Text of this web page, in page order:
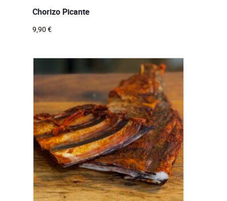
Chorizo Picante
9,90 €